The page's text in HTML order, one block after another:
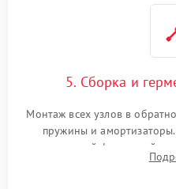
5. Сборка и
Монтаж всех узлов в
пружины и
надежной фиксацией
герметиком для